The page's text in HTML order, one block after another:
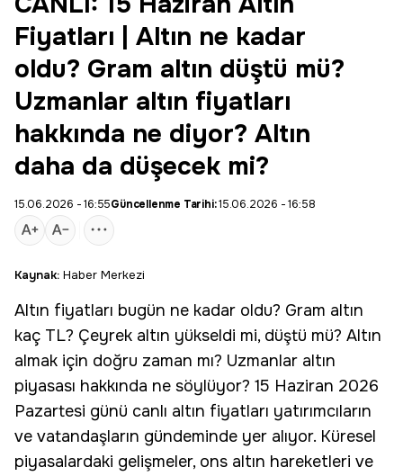
Fiyatları | Altın ne kadar
oldu? Gram altın düştü mü?
Uzmanlar altın fiyatları
hakkında ne diyor? Altın
daha da düşecek mi?
15.06.2026 - 16:55Güncellenme Tarihi:15.06.2026 - 16:58
Kaynak: Haber Merkezi
Altın fiyatları bugün ne kadar oldu? Gram altın
kaç TL? Çeyrek altın yükseldi mi, düştü mü? Altın
almak için doğru zaman mı? Uzmanlar altın
piyasası hakkında ne söylüyor? 15 Haziran 2026
Pazartesi günü canlı altın fiyatları yatırımcıların
ve vatandaşların gündeminde yer alıyor. Küresel
piyasalardaki gelişmeler, ons altın hareketleri ve